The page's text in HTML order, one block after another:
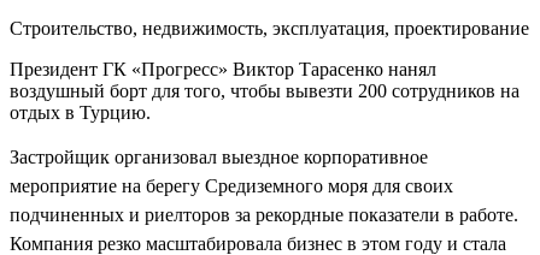
Строительство, недвижимость, эксплуатация, проектирование
Президент ГК «Прогресс» Виктор Тарасенко нанял
воздушный борт для того, чтобы вывезти 200 сотрудников на
отдых в Турцию.
Застройщик организовал выездное корпоративное
мероприятие на берегу Средиземного моря для своих
подчиненных и риелторов за рекордные показатели в работе.
Компания резко масштабировала бизнес в этом году и стала